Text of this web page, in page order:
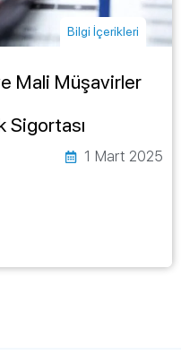
Bilgi İçerikleri
Mali Müşavirler
Sigortası
1 Mart 2025